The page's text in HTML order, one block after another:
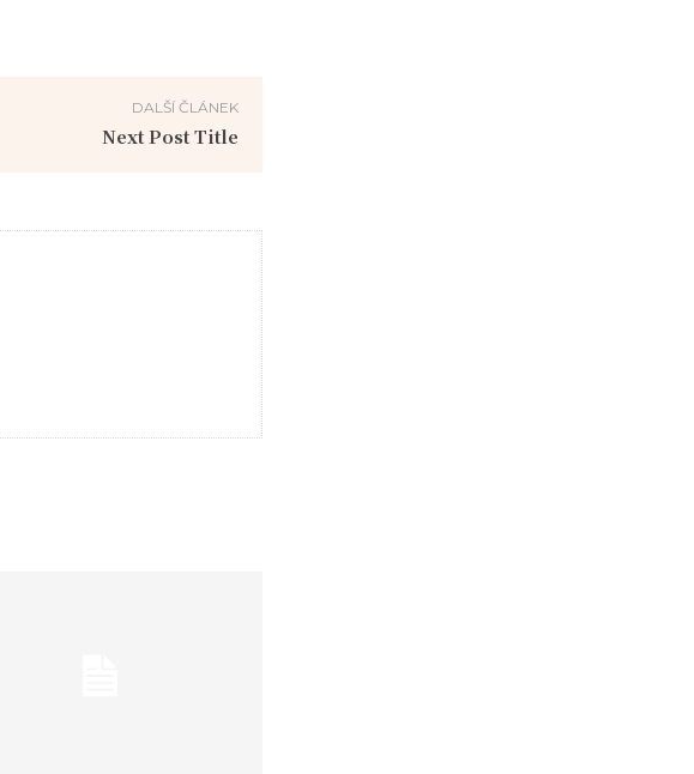
DALŠÍ ČLÁNEK
Next Post Title